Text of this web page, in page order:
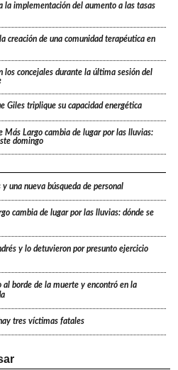
la implementación del aumento a las tasas
creación de una comunidad terapéutica en
los concejales durante la última sesión del
Giles triplique su capacidad energética
Más Largo cambia de lugar por las lluvias:
domingo
una nueva búsqueda de personal
cambia de lugar por las lluvias: dónde se
y lo detuvieron por presunto ejercicio
borde de la muerte y encontró en la
tres víctimas fatales